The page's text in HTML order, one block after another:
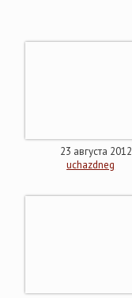
23 августа 2012
uchazdneg